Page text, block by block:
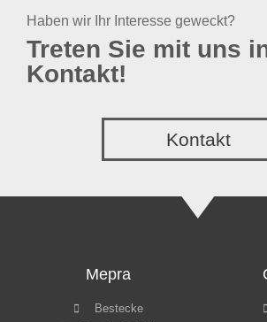
Haben wir Ihr Interesse geweckt?
Treten Sie mit uns
Kontakt!
Kontakt
Mepra
Bestecke